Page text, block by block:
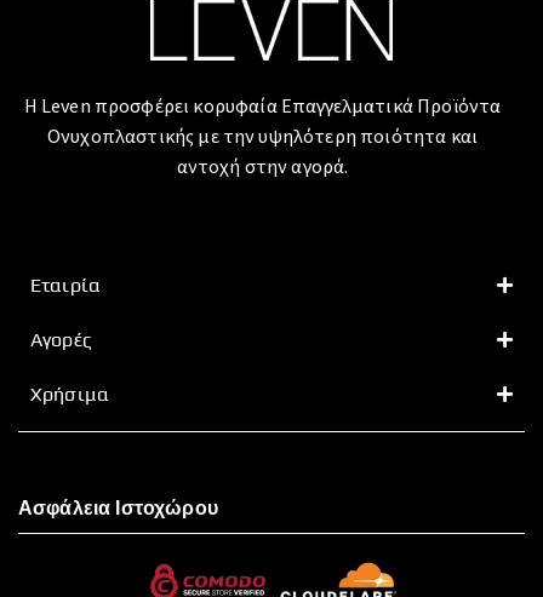
Η Leven προσφέρει κορυφαία Επαγγελματικά Προϊόντα
Ονυχοπλαστικής με την υψηλότερη ποιότητα και
αντοχή στην αγορά.
Εταιρία
Αγορές
Χρήσιμα
Ασφάλεια Ιστοχώρου